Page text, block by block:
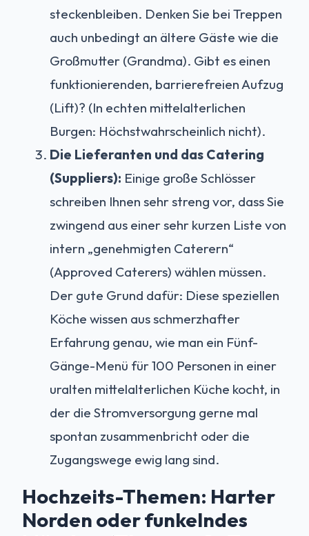
steckenbleiben. Denken Sie bei Treppen
auch unbedingt an ältere Gäste wie die
Großmutter (Grandma). Gibt es einen
funktionierenden, barrierefreien Aufzug
(Lift)? (In echten mittelalterlichen
Burgen: Höchstwahrscheinlich nicht).
Die Lieferanten und das Catering
(Suppliers): Einige große Schlösser
schreiben Ihnen sehr streng vor, dass Sie
zwingend aus einer sehr kurzen Liste von
intern „genehmigten Caterern“
(Approved Caterers) wählen müssen.
Der gute Grund dafür: Diese speziellen
Köche wissen aus schmerzhafter
Erfahrung genau, wie man ein Fünf-
Gänge-Menü für 100 Personen in einer
uralten mittelalterlichen Küche kocht, in
der die Stromversorgung gerne mal
spontan zusammenbricht oder die
Zugangswege ewig lang sind.
Hochzeits-Themen: Harter
Norden oder funkelndes